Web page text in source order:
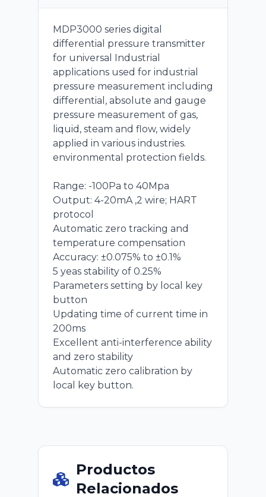
MDP3000 series digital
differential pressure transmitter
for universal Industrial
applications used for industrial
pressure measurement including
differential, absolute and gauge
pressure measurement of gas,
liquid, steam and flow, widely
applied in various industries.
environmental protection fields.
Range: -100Pa to 40Mpa
Output: 4-20mA ,2 wire; HART
protocol
Automatic zero tracking and
temperature compensation
Accuracy: ±0.075% to ±0.1%
5 yeas stability of 0.25%
Parameters setting by local key
button
Updating time of current time in
200ms
Excellent anti-interference ability
and zero stability
Automatic zero calibration by
local key button.
Productos
Relacionados